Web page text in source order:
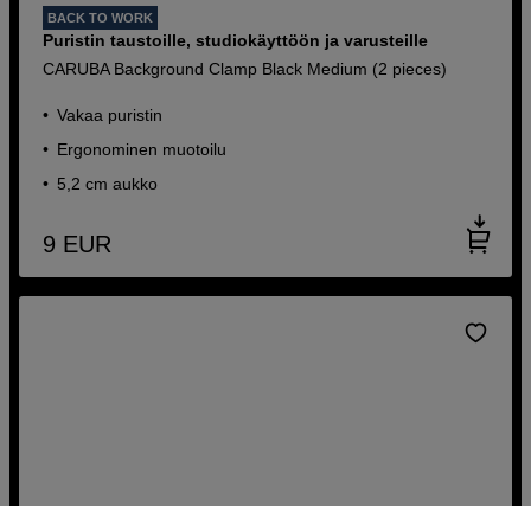
BACK TO WORK
Puristin taustoille, studiokäyttöön ja varusteille
CARUBA Background Clamp Black Medium (2 pieces)
Vakaa puristin
Ergonominen muotoilu
5,2 cm aukko
9 EUR